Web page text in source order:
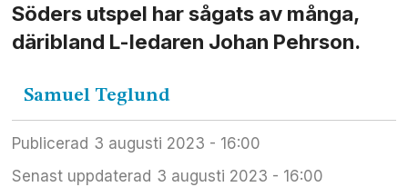
Söders utspel har sågats av många,
däribland L-ledaren Johan Pehrson.
Samuel Teglund
Publicerad
3 augusti 2023 - 16:00
Senast uppdaterad
3 augusti 2023 - 16:00